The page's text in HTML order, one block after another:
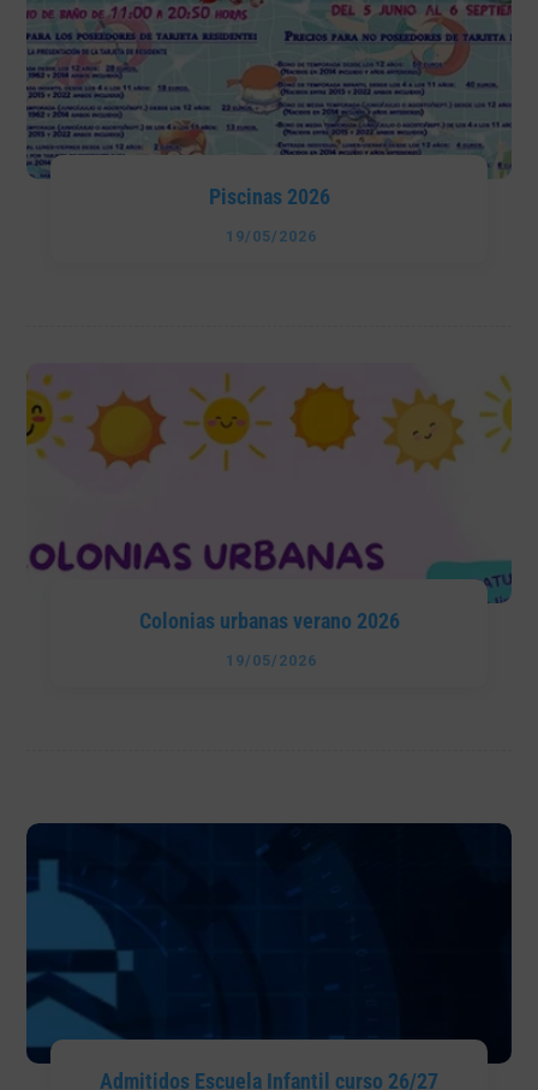
Piscinas 2026
19/05/2026
Colonias urbanas verano 2026
19/05/2026
Admitidos Escuela Infantil curso 26/27